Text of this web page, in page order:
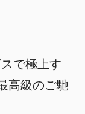
で極上す
高級のご馳